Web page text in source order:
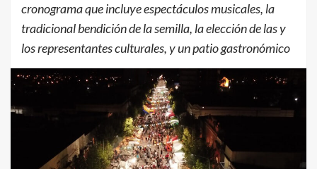
cronograma que incluye espectáculos musicales, la
tradicional bendición de la semilla, la elección de las y
los representantes culturales, y un patio gastronómico